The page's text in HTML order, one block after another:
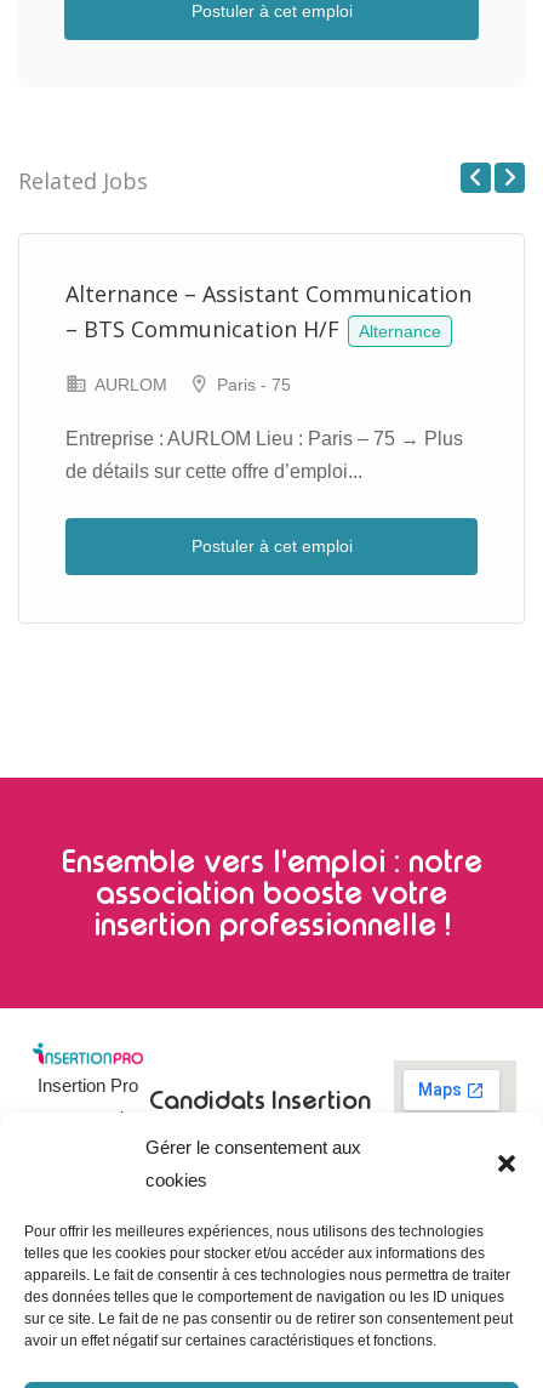
Gérer le consentement aux
cookies
Pour offrir les meilleures expériences, nous utilisons des technologies
telles que les cookies pour stocker et/ou accéder aux informations des
appareils. Le fait de consentir à ces technologies nous permettra de traiter
des données telles que le comportement de navigation ou les ID uniques
sur ce site. Le fait de ne pas consentir ou de retirer son consentement peut
avoir un effet négatif sur certaines caractéristiques et fonctions.
Postuler à cet emploi
Related Jobs
Alternance – Assistant Communication
– BTS Communication H/F
Alternance
AURLOM Paris - 75
Entreprise : AURLOM Lieu : Paris – 75 → Plus
de détails sur cette offre d’emploi...
Postuler à cet emploi
Ensemble vers l'emploi : notre
association booste votre
insertion professionnelle !
Insertion Pro
est une action
pour
l’Insertion
Professionnelle ,
dédiée à
l’insertion et
Candidats
emploi
Tableau de
bord du
candidat
Entreprises
Poster une
Insertion
09 73 03 78
Contact
CGU
Mentions
légales